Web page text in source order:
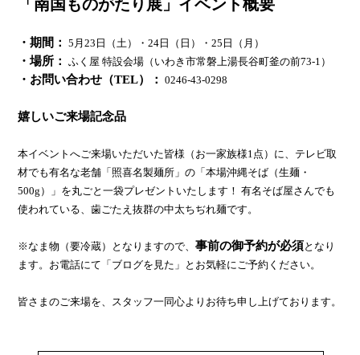
「南国ものがたり展」イベント概要
・期間： 5月23日（土）・24日（日）・25日（月）
・場所： ふく屋 特設会場（いわき市常磐上湯長谷町釜の前73-1）
・お問い合わせ（TEL）： 0246-43-0298
嬉しいご来場記念品
本イベントへご来場いただいた皆様（お一家族様1点）に、テレビ取
材でも有名な老舗「照喜名製麺所」の「本場沖縄そば（生麺・
500g）」を丸ごと一袋プレゼントいたします！ 有名そば屋さんでも
使われている、歯ごたえ抜群の中太ちぢれ麺です。
※なま物（要冷蔵）となりますので、事前の御予約が必須となり
ます。お電話にて「ブログを見た」とお気軽にご予約ください。
皆さまのご来場を、スタッフ一同心よりお待ち申し上げております。